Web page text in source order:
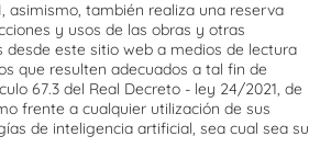
asimismo, también realiza una reserva
y usos de las obras y otras
desde este sitio web a medios de lectura
que resulten adecuados a tal fin de
67.3 del Real Decreto - ley 24/2021, de
frente a cualquier utilización de sus
de inteligencia artificial, sea cual sea su